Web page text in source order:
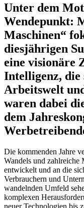
Unter dem
Wendepunkt:
Maschinen“
diesjährigen
eine visionäre
Intelligenz, die
Arbeitswelt
waren dabei
dem
Die kommenden Jahre
Wandels und zahlreiche
entwickelt und an die
Verbrauchern und
wandelnden Umfeld
komplexen